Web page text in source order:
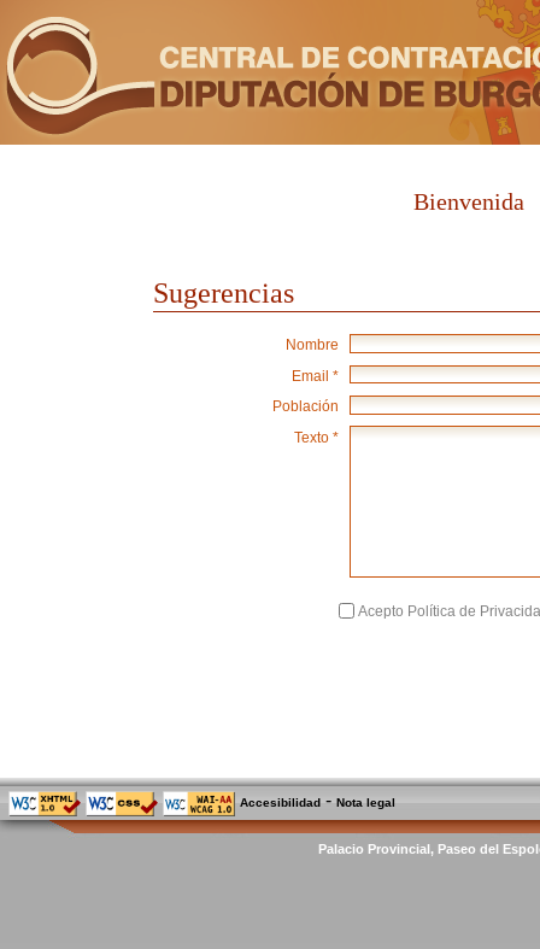
Bienvenida
Sugerencias
Nombre
Email *
Población
Texto *
Acepto Política de
Accesibilidad -Nota legal
Palacio Provincial, Paseo del